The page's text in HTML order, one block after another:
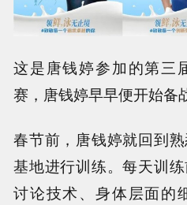
这是唐钱婷参加的第三
赛，唐钱婷早早便开始备
春节前，唐钱婷就回到
基地进行训练。每天训
讨论技术、身体层面的